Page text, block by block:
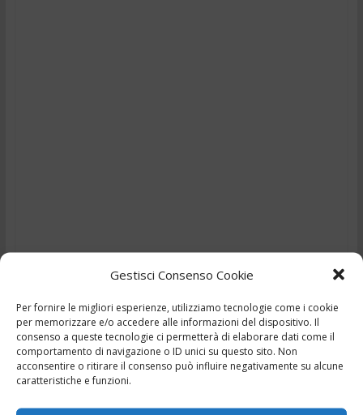
Gestisci Consenso Cookie
Per fornire le migliori esperienze, utilizziamo tecnologie come i cookie
per memorizzare e/o accedere alle informazioni del dispositivo. Il
consenso a queste tecnologie ci permetterà di elaborare dati come il
comportamento di navigazione o ID unici su questo sito. Non
acconsentire o ritirare il consenso può influire negativamente su alcune
caratteristiche e funzioni.
TG – Cane azzanna bimba
di 2 anni: il padre lo
uccide. – 13/2/2026